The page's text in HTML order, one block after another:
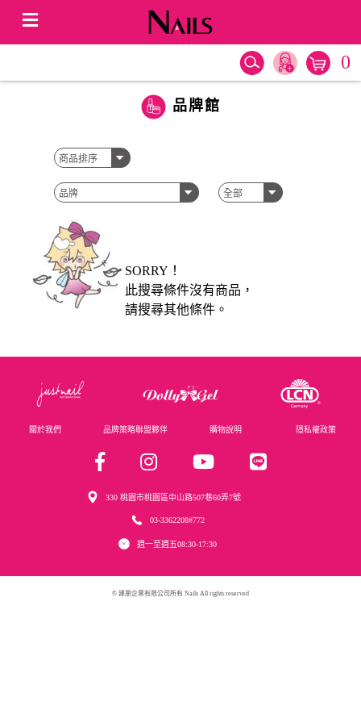
0
品牌館
SORRY！
此搜尋條件沒有商品，
請搜尋其他條件。
關於我們 品牌策略聯盟夥伴 購物說明 隱私權政策
330 桃園市桃園區中山路507巷60弄7號
03-3362208#772
週一至週五08:30-17:30
© 建朋企業有限公司所有 Nails All rights reserved